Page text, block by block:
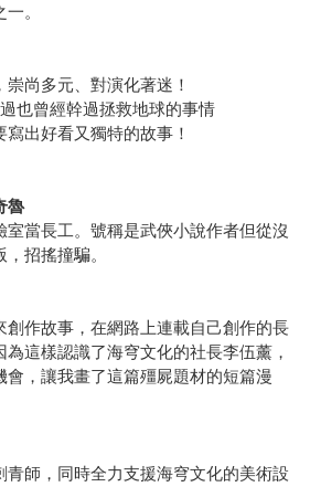
。
尚多元、對演化著迷！
也曾經幹過拯救地球的事情
出好看又獨特的故事！
魯
當長工。號稱是武俠小說作者但從沒
招搖撞騙。
創作故事，在網路上連載自己創作的長
這樣認識了海穹文化的社長李伍薰，
會，讓我畫了這篇殭屍題材的短篇漫
青師，同時全力支援海穹文化的美術設